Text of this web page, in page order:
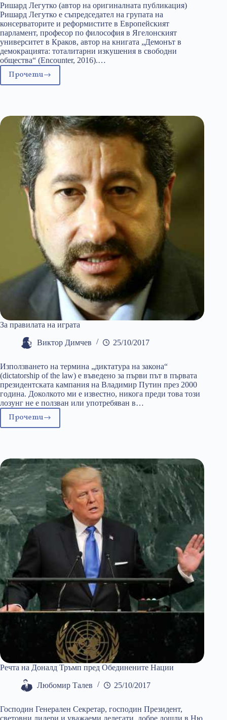
Ришард Легутко (автор на оригиналната публикация)
Ришард Легутко е съпредседател на групата на
консерваторите и реформистите в Европейският
парламент, професор по философия в Ягелонският
университет в Краков, автор на книгата „Демонът в
демокрацията: тоталитарни изкушения в свободни
общества“ (Encounter, 2016).…
Прочети
Защо
да
понасят
полската
управляваща
Партия
на
правото
и
справедливостта
За правилата на играта
Виктор Димчев 25/10/2017
Използването на термина „диктатура на закона“
(dictatorship of the law) е въведено за първи път в първата
президентската кампания на Владимир Путин през 2000
година. Доколкото ми е известно, никога преди това този
лозунг не е ползван или употребяван в…
Прочети
За
Речта на Доналд Тръмп пред Обединените Нации
Любомир Талев 25/10/2017
Господин Генерален Секретар, господин Президент,
световни лидери и уважаеми делегати, добре дошли в Ню